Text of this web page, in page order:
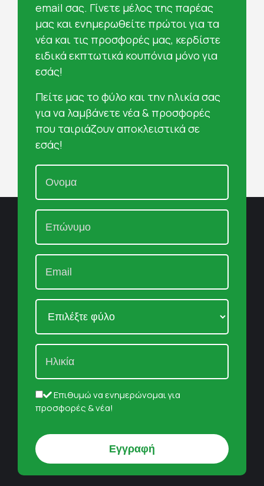
email σας. Γίνετε μέλος της παρέας
μας και ενημερωθείτε πρώτοι για τα
νέα και τις προσφορές μας, κερδίστε
ειδικά εκπτωτικά κουπόνια μόνο για
εσάς!
Πείτε μας το φύλο και την ηλικία σας
για να λαμβάνετε νέα & προσφορές
που ταιριάζουν αποκλειστικά σε
εσάς!
Επιθυμώ να ενημερώνομαι για
προσφορές & νέα!